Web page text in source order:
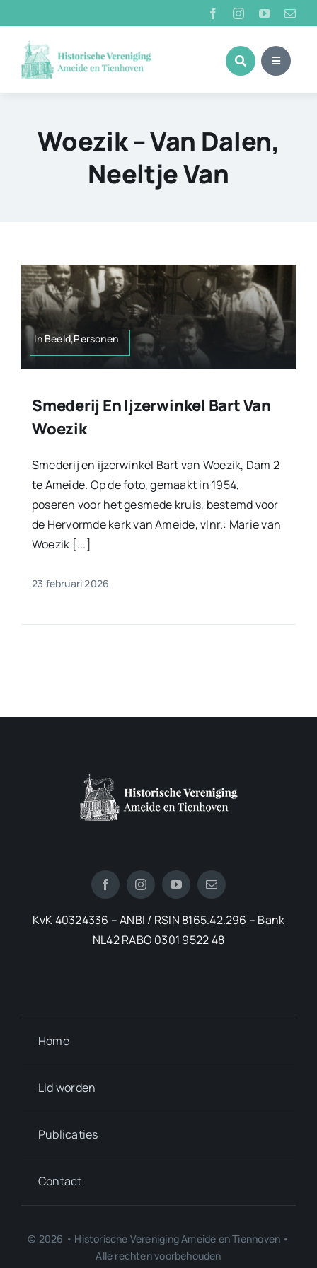
naar
inhoud
Woezik – Van Dalen,
Neeltje Van
In Beeld,Personen
Smederij En Ijzerwinkel Bart Van
Woezik
Smederij en ijzerwinkel Bart van Woezik, Dam 2
te Ameide. Op de foto, gemaakt in 1954,
poseren voor het gesmede kruis, bestemd voor
de Hervormde kerk van Ameide, vlnr.: Marie van
Woezik [...]
23 februari 2026
KvK 40324336 – ANBI / RSIN 8165.42.296 – Bank
NL42 RABO 0301 9522 48
Home
Lid worden
Publicaties
Contact
© 2026 • Historische Vereniging Ameide en Tienhoven •
Alle rechten voorbehouden